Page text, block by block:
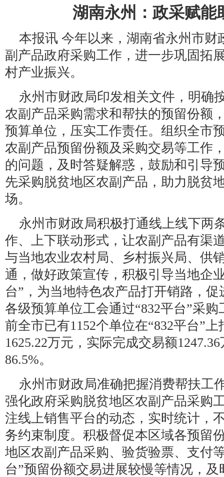
湖南永州：政采赋能
本报讯 今年以来，湖南省永州市财
副产品政府采购工作，进一步巩固拓
村产业振兴。
永州市财政局印发相关文件，明确
农副产品采购需求和帮扶的预留份额
预算单位，压实工作责任。组织全市
农副产品预留份额及采购交易等工作
的问题，及时答疑解惑，鼓励和引导
先采购脱贫地区农副产品，助力脱贫
场。
永州市财政局积极打通线上线下两
作、上下联动形式，让农副产品有渠
与当地农业农村局、乡村振兴局、供
通，做好政策宣传，积极引导当地企
台”，为当地特色农产品打开销路，
各级预算单位工会通过“832平台”采
前全市已有1152个单位在“832平台”
1625.22万元，实际完成交易额
86.5%。
永州市财政局准确把握消费帮扶工
强化政府采购脱贫地区农副产品采购
注线上销售平台的动态，实时统计，
务约束制度。积极督促本区域各预留
地区农副产品采购、验货验票、支付
台”预留份额交易进展较慢等情况，